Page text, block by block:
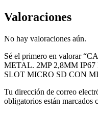
Valoraciones
No hay valoraciones aún.
Sé el primero en valorar
METAL. 2MP 2,8MM
SLOT MICRO SD CON
Tu dirección de correo
obligatorios están marcados